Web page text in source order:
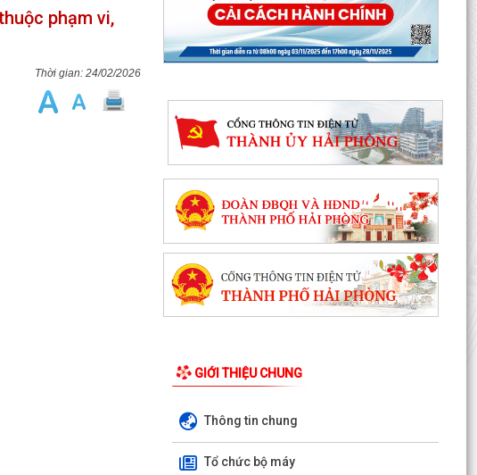
phạm vi,
24/02/2026
GIỚI THIỆU CHUNG
Thông tin chung
Tổ chức bộ máy
PHƯỜNG BẠCH ĐẰNG CÓ 2 TUYẾN ĐƯỜNG
ĐƯỢC ĐẶT TÊN THEO NGHỊ QUYẾT SỐ
22/2026/NQ-HĐND, NGÀY 28/7/2026...